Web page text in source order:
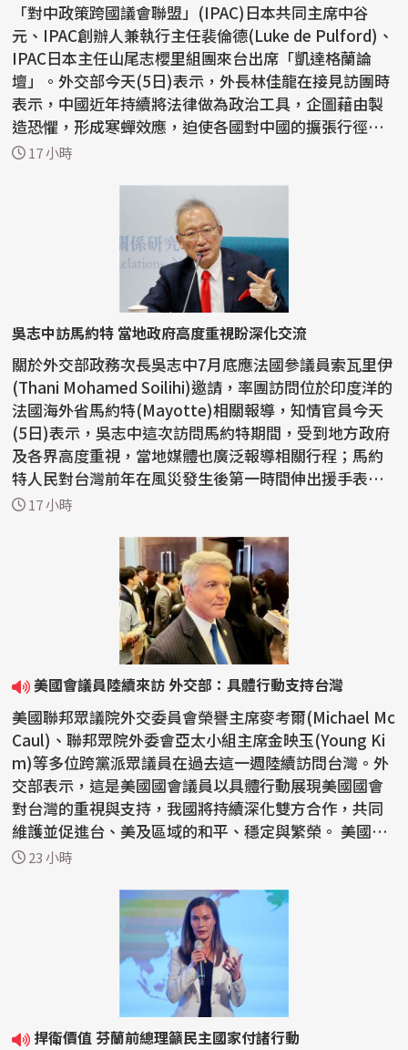
「對中政策跨國議會聯盟」(IPAC)日本共同主席中谷
元、IPAC創辦人兼執行主任裴倫德(Luke de Pulford)、
IPAC日本主任山尾志櫻里組團來台出席「凱達格蘭論
壇」。外交部今天(5日)表示，外長林佳龍在接見訪團時
表示，中國近年持續將法律做為政治工具，企圖藉由製
造恐懼，形成寒蟬效應，迫使各國對中國的擴張行徑保
持沈默，因...
17 小時
吳志中訪馬約特 當地政府高度重視盼深化交流
關於外交部政務次長吳志中7月底應法國參議員索瓦里伊
(Thani Mohamed Soilihi)邀請，率團訪問位於印度洋的
法國海外省馬約特(Mayotte)相關報導，知情官員今天
(5日)表示，吳志中這次訪問馬約特期間，受到地方政府
及各界高度重視，當地媒體也廣泛報導相關行程；馬約
特人民對台灣前年在風災發生後第一時間伸出援手表達
感謝，...
17 小時
美國會議員陸續來訪 外交部：具體行動支持台灣
美國聯邦眾議院外交委員會榮譽主席麥考爾(Michael Mc
Caul)、聯邦眾院外委會亞太小組主席金映玉(Young Ki
m)等多位跨黨派眾議員在過去這一週陸續訪問台灣。外
交部表示，這是美國國會議員以具體行動展現美國國會
對台灣的重視與支持，我國將持續深化雙方合作，共同
維護並促進台、美及區域的和平、穩定與繁榮。 美國聯
邦眾...
23 小時
捍衛價值 芬蘭前總理籲民主國家付諸行動